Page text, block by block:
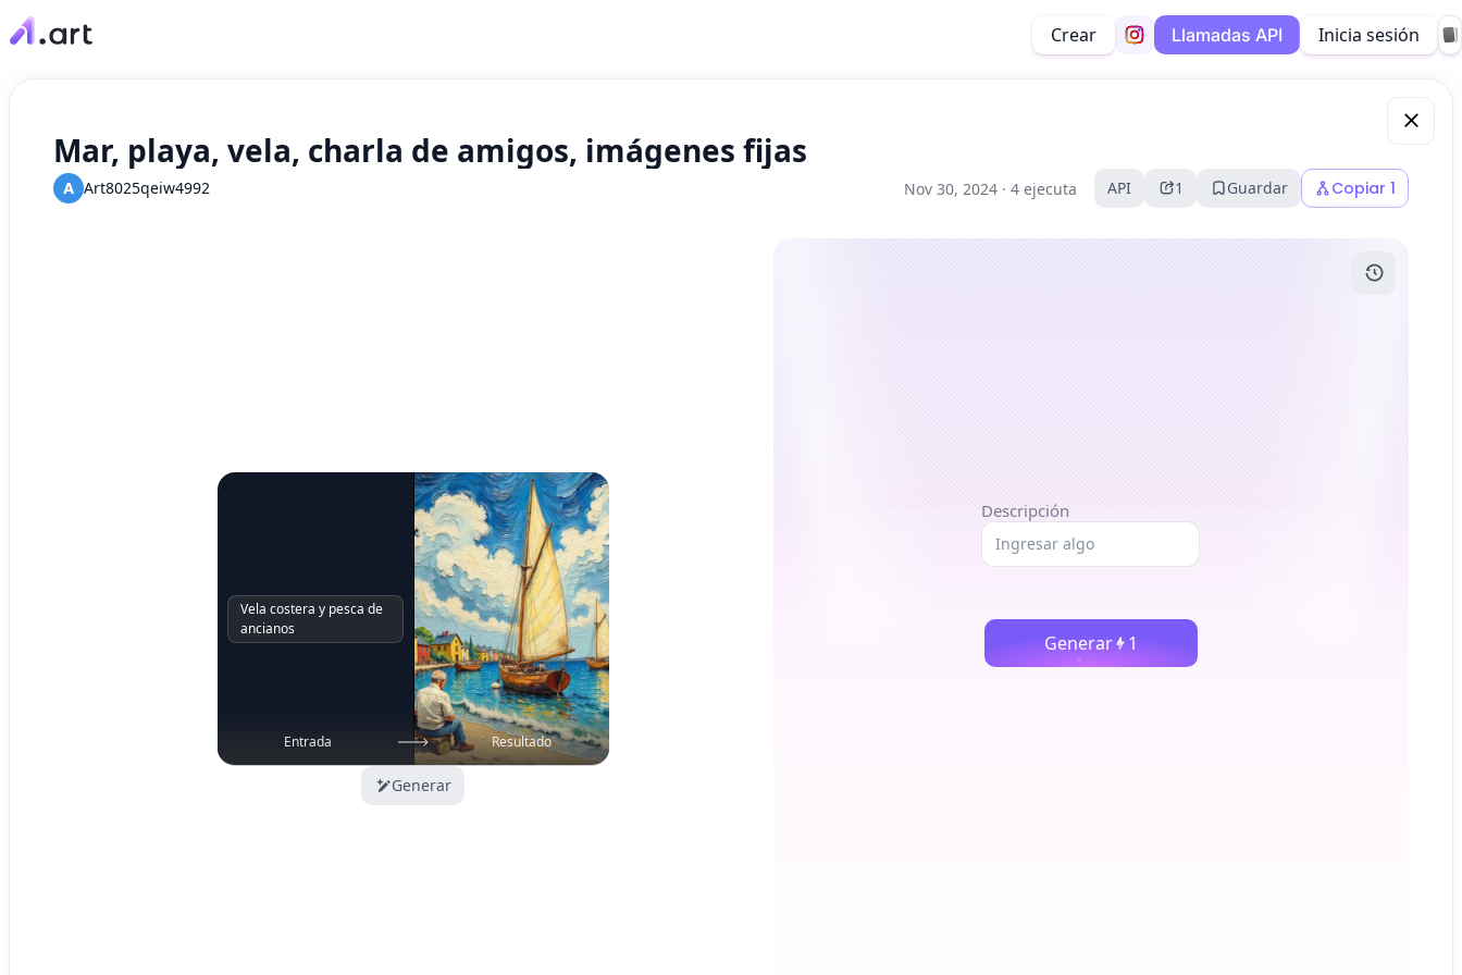
Crear Llamadas API Inicia sesión
Mar, playa, vela, charla de amigos, imágenes fijas
A Art8025qeiw4992 Nov 30, 2024 · 4 ejecuta API 1 Guardar Copiar 1
Vela costera y pesca de
ancianos
Entrada Resultado
Generar
Descripción
Generar 1